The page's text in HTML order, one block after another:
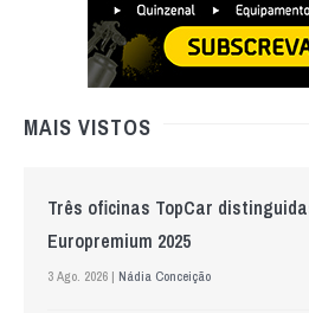
MAIS VISTOS
Três oficinas TopCar
Europremium 2025
3 Ago. 2026 | Nádia Conceição